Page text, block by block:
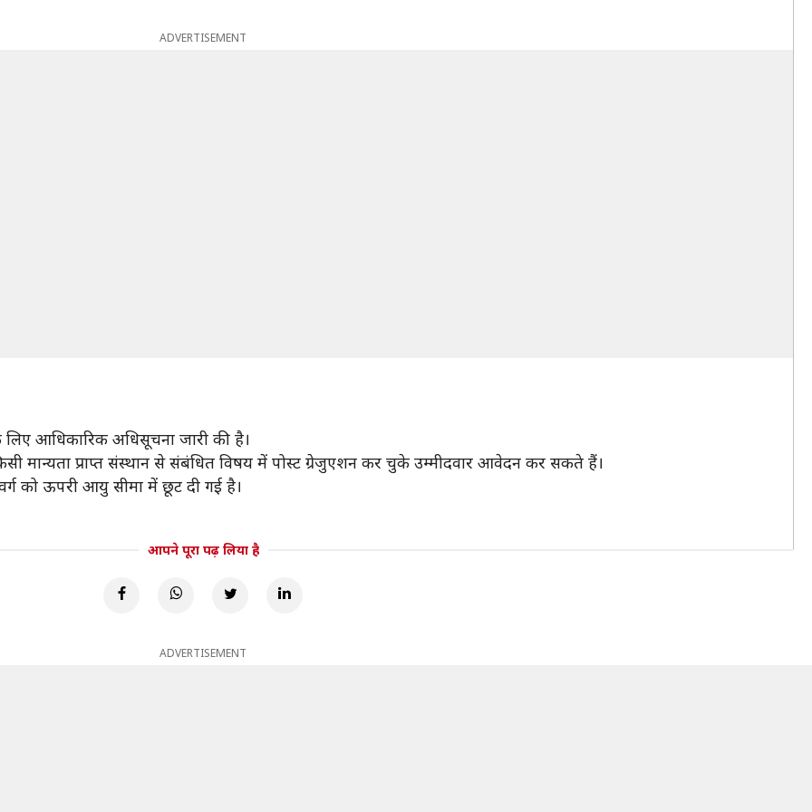
ADVERTISEMENT
आधिकारिक अधिसूचना जारी की है।
मान्यता प्राप्त संस्थान से संबंधित विषय में पोस्ट ग्रेजुएशन कर चुके उम्मीदवार आवेदन कर सकते हैं।
को ऊपरी आयु सीमा में छूट दी गई है।
आपने पूरा पढ़ लिया है
ADVERTISEMENT